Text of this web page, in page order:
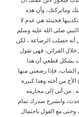
وماتركتك، وأن هذه
فحينئذ هي عدم لا
صلى الله عليه وسلم
أنه حصلت الرضاعة ، لكن
القرائن، فهي تقول
بشكل قطعي أن هذا
الشاب، فإذا رضعتي منها
من أخته وهذا كبيرة
: من أتى إلى محارمه
يحدث، وانشرح صدرك تمام
وحتى مع القول باحتمال